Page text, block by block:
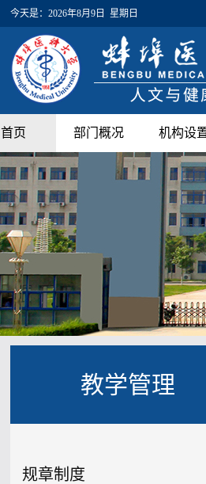
今天是： 2026年8月9日 星期日
首页 部门概况 机构设
教学管理
规章制度